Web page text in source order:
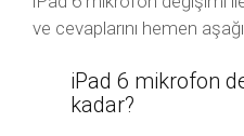
ve cevaplarını hemen
iPad 6 mikrofon
kadar?